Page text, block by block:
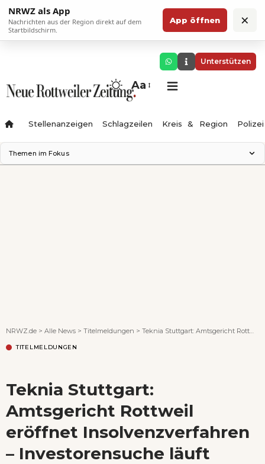
NRWZ als App
Nachrichten aus der Region direkt auf dem
Startbildschirm.
App öffnen ×
Unterstützen
Aa
Stellenanzeigen Schlagzeilen Kreis & Region Polizei
Themen im Fokus
NRWZ.de > Alle News > Titelmeldungen > Teknia Stuttgart: Amtsgericht Rottweil eröffnet Insolvenzverfahren – Investorensuche läuft
TITELMELDUNGEN
Teknia Stuttgart:
Amtsgericht Rottweil
eröffnet Insolvenzverfahren
– Investorensuche läuft